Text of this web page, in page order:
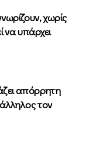
χωρίς
να υπάρχει
απόρρητη
τον